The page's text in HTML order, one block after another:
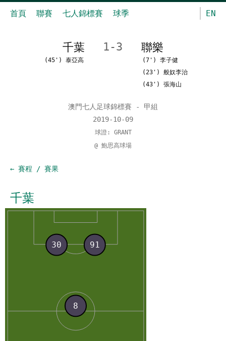
首頁 聯賽 七人錦標賽 球季 EN
千葉 1-3 聯樂
(45') 泰亞高
(7') 李子健
(23') 般奴李治
(43') 張海山
澳門七人足球錦標賽 - 甲組
2019-10-09
球證: GRANT
@ 鮑思高球場
← 賽程 / 賽果
千葉